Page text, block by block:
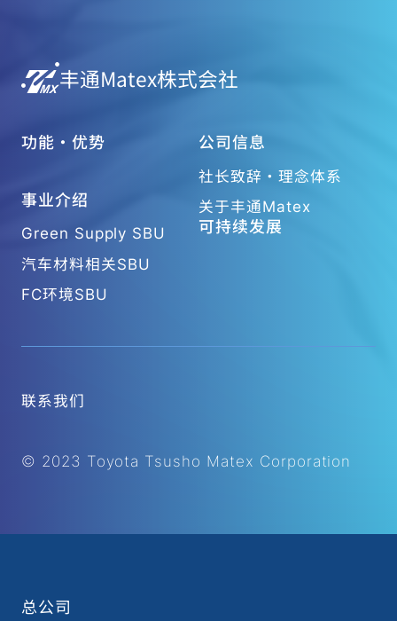
丰通Matex株式会社
功能・优势
事业介绍
Green Supply SBU
汽车材料相关SBU
FC环境SBU
公司信息
社长致辞・理念体系
关于丰通Matex
可持续发展
联系我们
© 2023 Toyota Tsusho Matex Corporation
总公司